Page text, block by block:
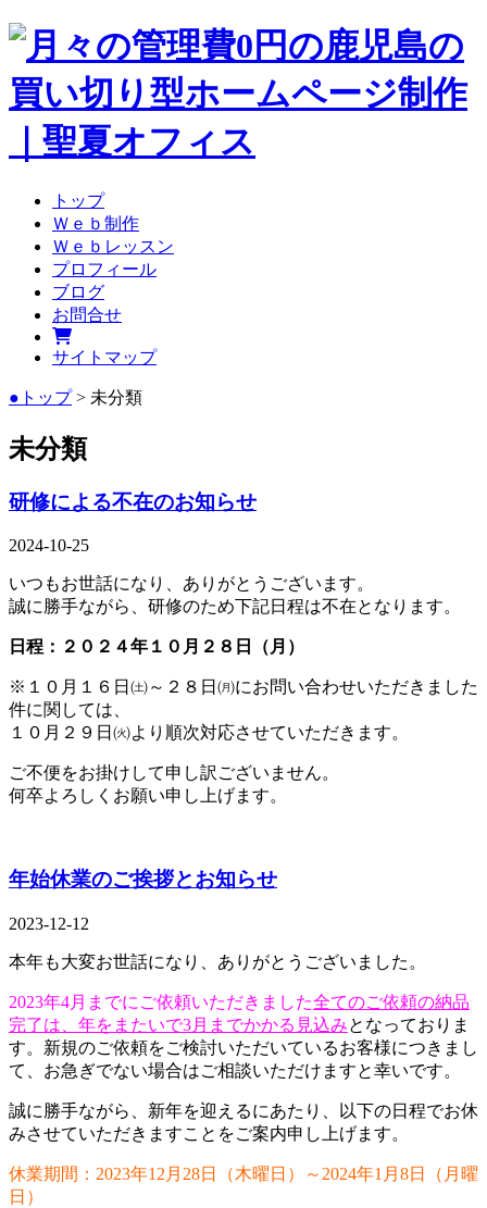
トップ
Ｗｅｂ制作
Ｗｅｂレッスン
プロフィール
ブログ
お問合せ
サイトマップ
●トップ> 未分類
未分類
研修による不在のお知らせ
2024-10-25
いつもお世話になり、ありがとうございます。
誠に勝手ながら、研修のため下記日程は不在となります。
日程：２０２４年１０月２８日（月）
※１０月１６日㈯～２８日㈪にお問い合わせいただきました
件に関しては、
１０月２９日㈫より順次対応させていただきます。
ご不便をお掛けして申し訳ございません。
何卒よろしくお願い申し上げます。
年始休業のご挨拶とお知らせ
2023-12-12
本年も大変お世話になり、ありがとうございました。
2023年4月までにご依頼いただきました全てのご依頼の納品
完了は、年をまたいで3月までかかる見込みとなっておりま
す。新規のご依頼をご検討いただいているお客様につきまし
て、お急ぎでない場合はご相談いただけますと幸いです。
誠に勝手ながら、新年を迎えるにあたり、以下の日程でお休
みさせていただきますことをご案内申し上げます。
休業期間：2023年12月28日（木曜日）～2024年1月8日（月曜
日）